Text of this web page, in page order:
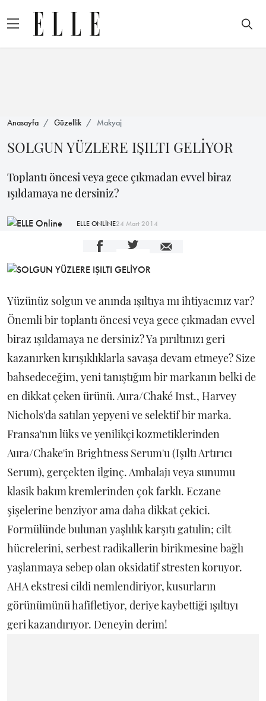
Anasayfa Güzellik Makyaj
SOLGUN YÜZLERE IŞILTI GELİYOR
Toplantı öncesi veya gece çıkmadan evvel biraz
ışıldamaya ne dersiniz?
ELLE ONLİNE24 Mart 2014
Yüzünüz solgun ve anında ışıltıya mı ihtiyacınız var?
Önemli bir toplantı öncesi veya gece çıkmadan evvel
biraz ışıldamaya ne dersiniz? Ya pırıltınızı geri
kazanırken kırışıklıklarla savaşa devam etmeye? Size
bahsedeceğim, yeni tanıştığım bir markanın belki de
en dikkat çeken ürünü. Aura/Chaké Inst., Harvey
Nichols'da satılan yepyeni ve selektif bir marka.
Fransa'nın lüks ve yenilikçi kozmetiklerinden
Aura/Chake'in Brightness Serum'u (Işıltı Artırıcı
Serum), gerçekten ilginç. Ambalajı veya sunumu
klasik bakım kremlerinden çok farklı. Eczane
şişelerine benziyor ama daha dikkat çekici.
Formülünde bulunan yaşlılık karşıtı gatulin; cilt
hücrelerini, serbest radikallerin birikmesine bağlı
yaşlanmaya sebep olan oksidatif stresten koruyor.
AHA ekstresi cildi nemlendiriyor, kusurların
görünümünü hafifletiyor, deriye kaybettiği ışıltıyı
geri kazandırıyor. Deneyin derim!